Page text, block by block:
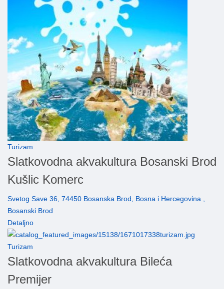
Turizam
Slatkovodna akvakultura Bosanski Brod
Kušlic Komerc
Svetog Save 36, 74450 Bosanska Brod, Bosna i Hercegovina ,
Bosanski Brod
Detaljno
Turizam
Slatkovodna akvakultura Bileća
Premijer